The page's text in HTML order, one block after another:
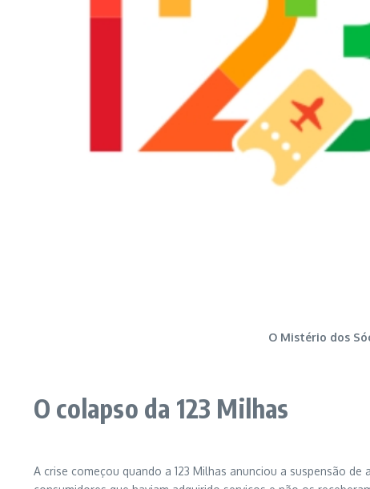
O Mistério dos
O colapso da 123 Milhas
A crise começou quando a 123 Milhas anunciou a suspensão